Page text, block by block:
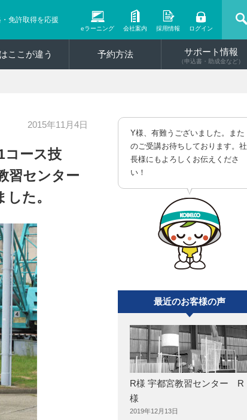
免許取得を応援
eラーニング 会社案内 採用情報 ログイン
ここが違う 予約方法 サポート情報
（申込書・助成金など）
2015年11月4日
コース技
習センター
た。
Y様、有難うございました。また
のご受講お待ちしております。社
長様にもよろしくお伝えくださ
い！
最近のお客様の声
R様 宇都宮教習センター R
様
2019年12月13日